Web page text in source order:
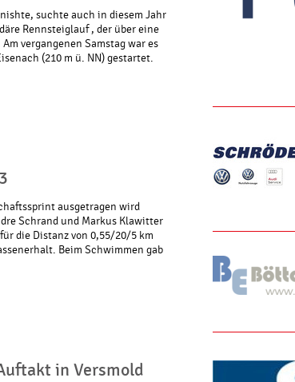
suchte auch in diesem Jahr
Rennsteiglauf , der über eine
vergangenen Samstag war es
(210 m ü. NN) gestartet.
ausgetragen wird
Schrand und Markus Klawitter
die Distanz von 0,55/20/5 km
Beim Schwimmen gab
in Versmold